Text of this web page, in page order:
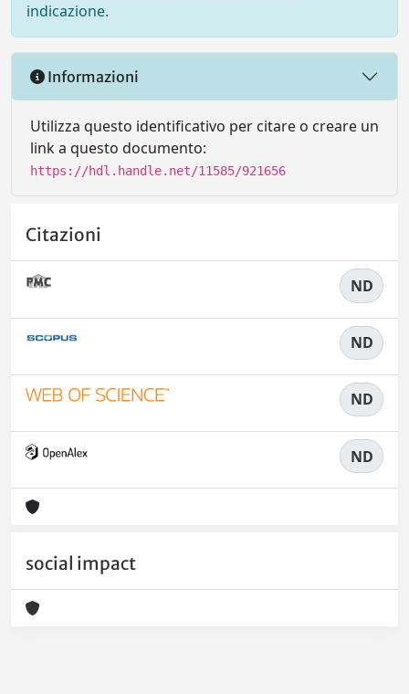
indicazione.
Informazioni
Utilizza questo identificativo per citare o creare un
link a questo documento:
https://hdl.handle.net/11585/921656
Citazioni
ND
ND
ND
ND
social impact